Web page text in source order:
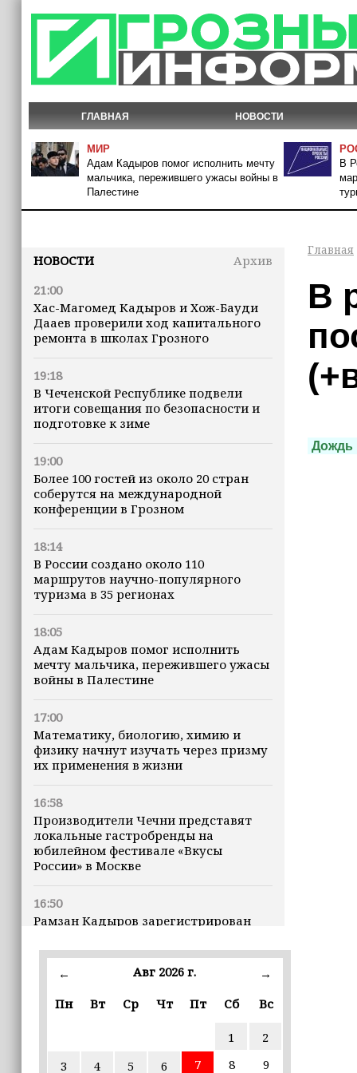
ГЛАВНАЯ НОВОСТИ
МИР
Адам Кадыров помог исполнить мечту
мальчика, пережившего ужасы войны в
Палестине
В
НОВОСТИ
Архив
21:00
Хас-Магомед Кадыров и Хож-Бауди
Дааев проверили ход капитального
ремонта в школах Грозного
19:18
В Чеченской Республике подвели
итоги совещания по безопасности и
подготовке к зиме
19:00
Более 100 гостей из около 20 стран
соберутся на международной
конференции в Грозном
18:14
В России создано около 110
маршрутов научно-популярного
туризма в 35 регионах
18:05
Адам Кадыров помог исполнить
мечту мальчика, пережившего ужасы
войны в Палестине
17:00
Математику, биологию, химию и
физику начнут изучать через призму
их применения в жизни
16:58
Производители Чечни представят
локальные гастробренды на
юбилейном фестивале «Вкусы
России» в Москве
16:50
Рамзан Кадыров зарегистрирован
16:47
землетрясения, рассказала
16:12
← Авг 2026 г.
→
Пн
Вт Ср Чт Пт Сб Вс
1
2
3
4 5 6 7 8
9
Главная
В
Дождь